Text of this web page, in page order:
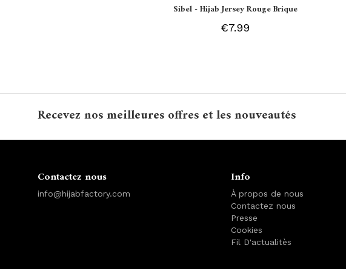
Sibel - Hijab Jersey Rouge Brique
€7.99
Recevez nos meilleures offres et les nouveautés
Contactez nous
info@hijabfactory.com
Info
À propos de nous
Contactez nous
Presse
Cookies
Fil D'actualitès